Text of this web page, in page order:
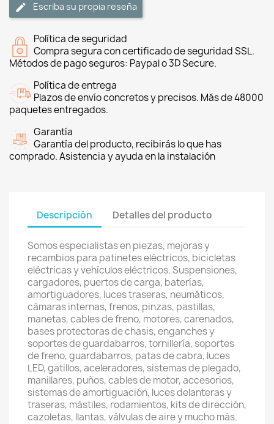
Escriba su propia reseña
Política de seguridad
Compra segura con certificado de seguridad SSL.
Métodos de pago seguros: Paypal o 3D Secure.
Política de entrega
Plazos de envío concretos y precisos. Más de 48000
paquetes entregados.
Garantía
Garantía del producto, recibirás lo que has
comprado. Asistencia y ayuda en la instalación
Descripción Detalles del producto
Somos especialistas en piezas, mejoras y
recambios para patinetes eléctricos, bicicletas
eléctricas y vehículos eléctricos. Suspensiones,
cargadores, puertos de carga, baterías,
amortiguadores, luces traseras, neumáticos,
cámaras internas, frenos, pinzas, pastillas,
manetas, cables de freno, motores, carenados,
bases protectoras de chasis, enganches y
soportes de guardabarros, tornillería, soportes
de freno, guardabarros, patas de cabra, luces
LED, gatillos, aceleradores, sistemas de plegado,
manillares, puños, cables de motor, accesorios,
sistemas de amortiguación, luces delanteras y
traseras, mástiles, rodamientos, kits de dirección,
cazoletas, llantas, válvulas de aire y mucho más.